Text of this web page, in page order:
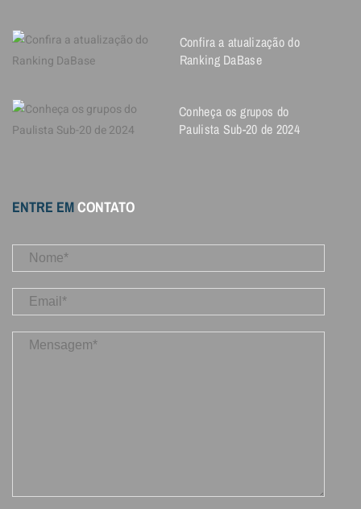
Confira a atualização do
Ranking DaBase
Conheça os grupos do
Paulista Sub-20 de 2024
ENTRE EMCONTATO